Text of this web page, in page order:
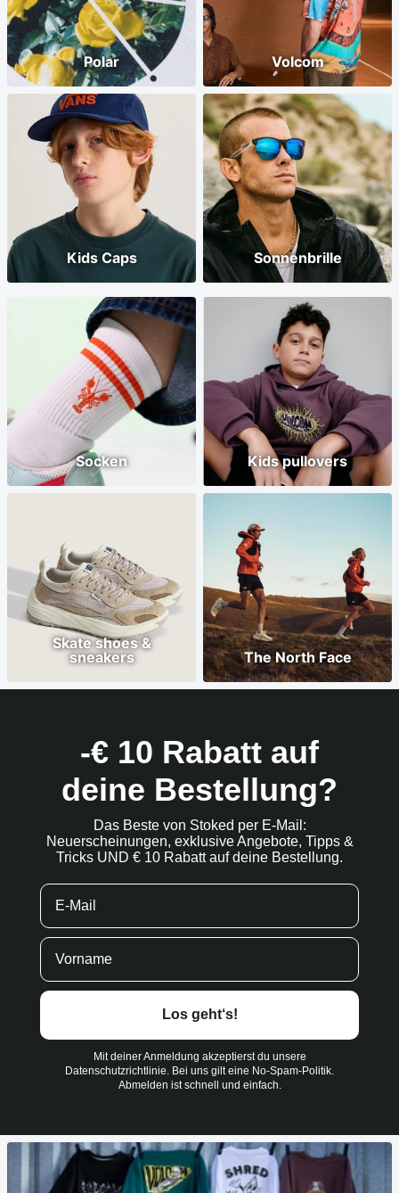
Polar Volcom
Kids Caps Sonnenbrille
Socken Kids pullovers
Skate shoes &
sneakers
The North Face
-€ 10 Rabatt auf
deine Bestellung?
Das Beste von Stoked per E-Mail:
Neuerscheinungen, exklusive Angebote, Tipps &
Tricks UND € 10 Rabatt auf deine Bestellung.
Los geht‘s!
Mit deiner Anmeldung akzeptierst du unsere
Datenschutzrichtlinie. Bei uns gilt eine No-Spam-Politik.
Abmelden ist schnell und einfach.